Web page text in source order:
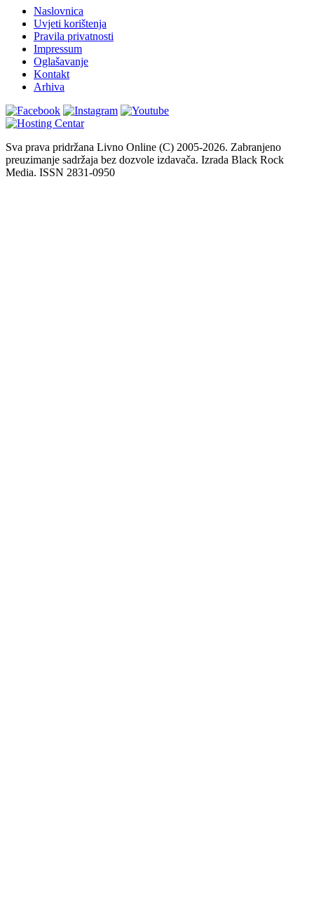
Naslovnica
Uvjeti korištenja
Pravila privatnosti
Impressum
Oglašavanje
Kontakt
Arhiva
Sva prava pridržana Livno Online (C) 2005-2026. Zabranjeno
preuzimanje sadržaja bez dozvole izdavača. Izrada Black Rock
Media. ISSN 2831-0950